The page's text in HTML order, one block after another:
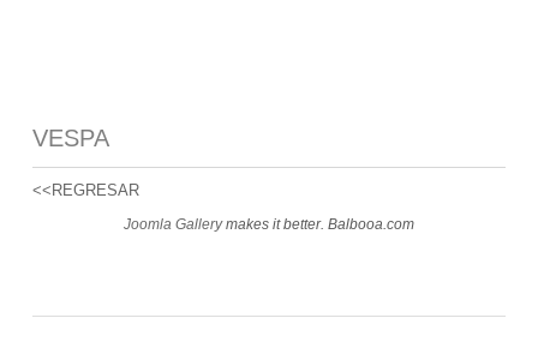
VESPA
<<REGRESAR
Joomla Gallerymakes it better. Balbooa.com